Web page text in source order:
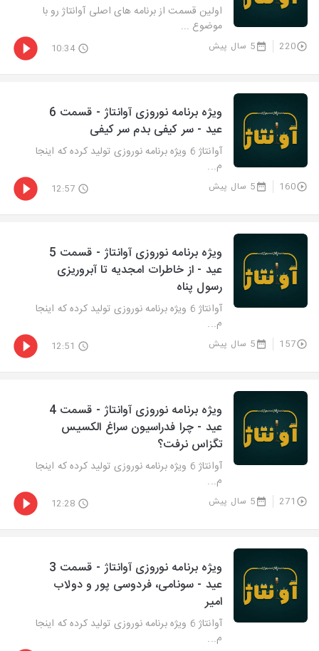
اولین قسمت از برنامه های اصلی آوانتاژ رو با
موضوع ...
220 5 سال پیش 10:34
ویژه برنامه نوروزی آوانتاژ - قسمت 6
عید - سر کیفی بدم سر کیفی
آوانتاژ 6 ویژه برنامه نوروزی تولید کرده که اینجا
م...
160 5 سال پیش 12:57
ویژه برنامه نوروزی آوانتاژ - قسمت 5
عید - از خاطرات امجدیه تا آبروریزی
رسول پناه
آوانتاژ 6 ویژه برنامه نوروزی تولید کرده که اینجا
م...
157 5 سال پیش 12:51
ویژه برنامه نوروزی آوانتاژ - قسمت 4
عید - چرا فدراسیون سراغ الکسیس
تگزاس نرفت؟
آوانتاژ 6 ویژه برنامه نوروزی تولید کرده که اینجا
م...
271 5 سال پیش 12:28
ویژه برنامه نوروزی آوانتاژ - قسمت 3
عید - سونامی، فردوسی پور و دولاب
امیر
آوانتاژ 6 ویژه برنامه نوروزی تولید کرده که اینجا
م...